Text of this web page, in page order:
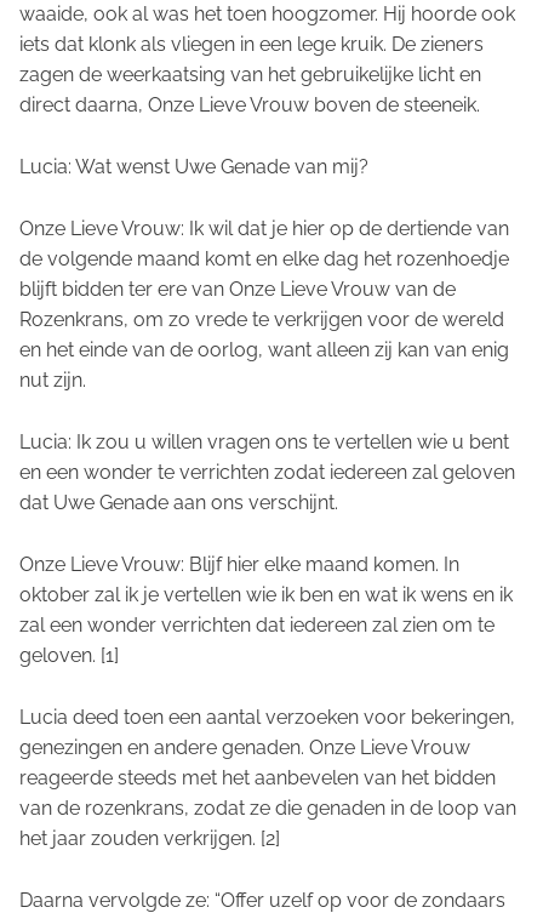
waaide, ook al was het toen hoogzomer. Hij hoorde ook
iets dat klonk als vliegen in een lege kruik. De zieners
zagen de weerkaatsing van het gebruikelijke licht en
direct daarna, Onze Lieve Vrouw boven de steeneik.
Lucia: Wat wenst Uwe Genade van mij?
Onze Lieve Vrouw: Ik wil dat je hier op de dertiende van
de volgende maand komt en elke dag het rozenhoedje
blijft bidden ter ere van Onze Lieve Vrouw van de
Rozenkrans, om zo vrede te verkrijgen voor de wereld
en het einde van de oorlog, want alleen zij kan van enig
nut zijn.
Lucia: Ik zou u willen vragen ons te vertellen wie u bent
en een wonder te verrichten zodat iedereen zal geloven
dat Uwe Genade aan ons verschijnt.
Onze Lieve Vrouw: Blijf hier elke maand komen. In
oktober zal ik je vertellen wie ik ben en wat ik wens en ik
zal een wonder verrichten dat iedereen zal zien om te
geloven. [1]
Lucia deed toen een aantal verzoeken voor bekeringen,
genezingen en andere genaden. Onze Lieve Vrouw
reageerde steeds met het aanbevelen van het bidden
van de rozenkrans, zodat ze die genaden in de loop van
het jaar zouden verkrijgen. [2]
Daarna vervolgde ze: “Offer uzelf op voor de zondaars